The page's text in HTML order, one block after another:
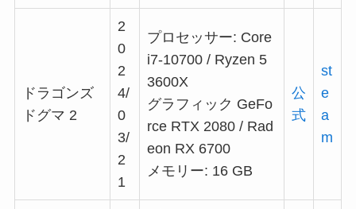
ドラゴンズ
ドグマ 2
2
0
2
4/
0
3/
2
1
プロセッサー: Core
i7-10700 / Ryzen 5
3600X
グラフィック GeFo
rce RTX 2080 / Rad
eon RX 6700
メモリー: 16 GB
公
式
st
e
a
m